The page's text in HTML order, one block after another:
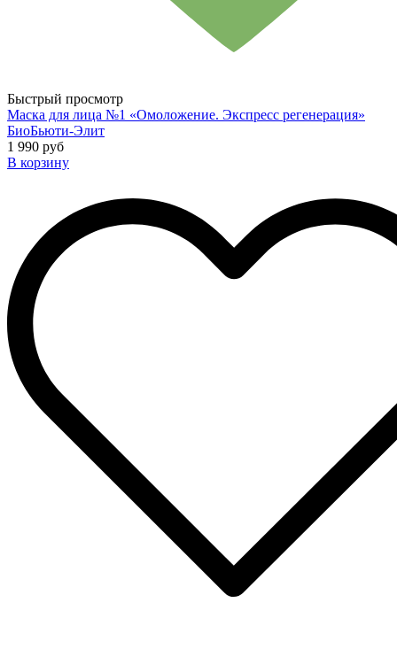
Быстрый просмотр
Маска для лица №1 «Омоложение. Экспресс регенерация»
БиоБьюти-Элит
1 990 руб
В корзину